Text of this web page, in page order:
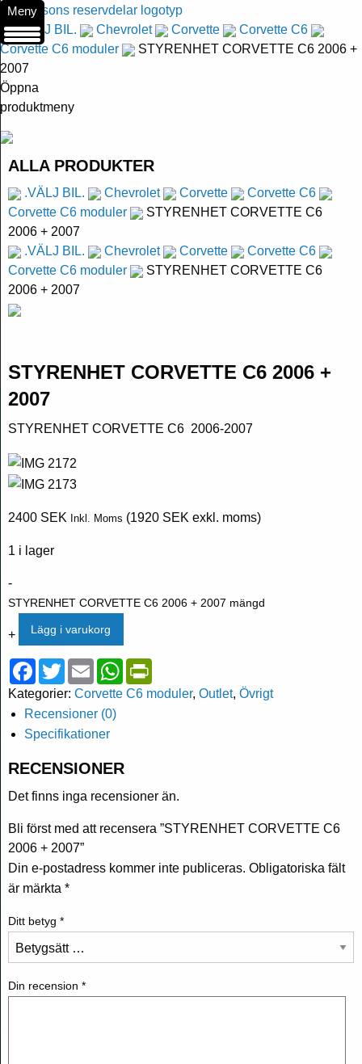
.VÄLJ BIL. Chevrolet Corvette
Corvette C6
Corvette C6 moduler
STYRENHET CORVETTE C6 2006 +
2007
Öppna
produktmeny
ALLA PRODUKTER
.VÄLJ BIL. Chevrolet Corvette
Corvette C6
Corvette C6 moduler
STYRENHET CORVETTE C6
2006 + 2007
.VÄLJ BIL.
Chevrolet Corvette
Corvette C6
Corvette C6 moduler
STYRENHET CORVETTE C6
2006 + 2007
STYRENHET CORVETTE C6 2006 +
2007
STYRENHET CORVETTE C6 2006-2007
2400 SEK Inkl. Moms (1920 SEK exkl. moms)
1 i lager
-
STYRENHET CORVETTE C6 2006 + 2007 mängd
+ Lägg i varukorg
Facebook
TwitterEmailWhatsApp
Kategorier: Corvette C6 moduler, Outlet, Övrigt
Recensioner (0)
Specifikationer
RECENSIONER
Det finns inga recensioner än.
Bli först med att recensera ”STYRENHET CORVETTE C6
2006 + 2007”
Din e-postadress kommer inte publiceras. Obligatoriska fält
är märkta *
Ditt betyg *
Din recension *
Meny